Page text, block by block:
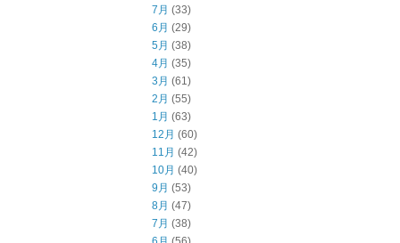
7月 (33)
6月 (29)
5月 (38)
4月 (35)
3月 (61)
2月 (55)
1月 (63)
12月 (60)
11月 (42)
10月 (40)
9月 (53)
8月 (47)
7月 (38)